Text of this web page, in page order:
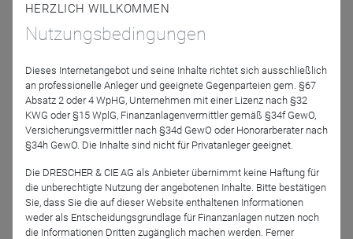
in abwechselnder Reihenfolge Ihre Sicht auf aktuelle
Themen und die aktuelle Marktsituation dar.
Jetzt für das Partner-Webinar anmelden
HERZLICH WILLKOMMEN
Nutzungsbedingungen
Dieses Internetangebot und seine Inhalte richtet sich ausschließlich
an professionelle Anleger und geeignete Gegenparteien gem. §67
Absatz 2 oder 4 WpHG, Unternehmen mit einer Lizenz nach §32
KWG oder §15 WplG, Finanzanlagenvermittler gemäß §34f GewO,
Versicherungsvermittler nach §34d GewO oder Honorarberater nach
§34h GewO. Die Inhalte sind nicht für Privatanleger geeignet.
Die DRESCHER & CIE AG als Anbieter übernimmt keine Haftung für
die unberechtigte Nutzung der angebotenen Inhalte. Bitte bestätigen
Sie, dass Sie die auf dieser Website enthaltenen Informationen
weder als Entscheidungsgrundlage für Finanzanlagen nutzen noch
die Informationen Dritten zugänglich machen werden. Ferner